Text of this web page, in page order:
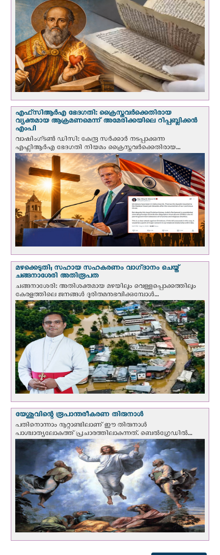
എഫ്‌സി‌ആര്‍‌എ ഭേദഗതി: ക്രൈസ്തവർക്കെതിരായ
വ്യക്തമായ ആക്രമണമെന്ന് അമേരിക്കയിലെ റിപ്പബ്ലിക്കൻ
എംപി
വാഷിംഗ്ടണ്‍ ഡി‌സി: കേന്ദ്ര സർക്കാർ നടപ്പാക്കുന്ന
എഫ്സിആർഎ ഭേദഗതി നിയമം ക്രൈസ്തവർക്കെതിരായ...
മഴക്കെടുതി; സഹായ സഹകരണം വാഗ്‌ദാനം ചെയ്ത്
ചങ്ങനാശേരി അതിരൂപത
ചങ്ങനാശേരി: അതിശക്തമായ മഴയിലും വെള്ളപ്പൊക്കത്തിലും
കേരളത്തിലെ ജനങ്ങൾ ദുരിതമനുഭവിക്കുമ്പോൾ...
യേശുവിന്റെ രൂപാന്തരീകരണ തിരുനാള്‍
പതിനൊന്നാം നൂറ്റാണ്ടിലാണ് ഈ തിരുനാള്‍
പാശ്ചാത്യലോകത്ത് പ്രചാരത്തിലാകുന്നത്. ബെല്‍ഗ്രേഡില്‍...